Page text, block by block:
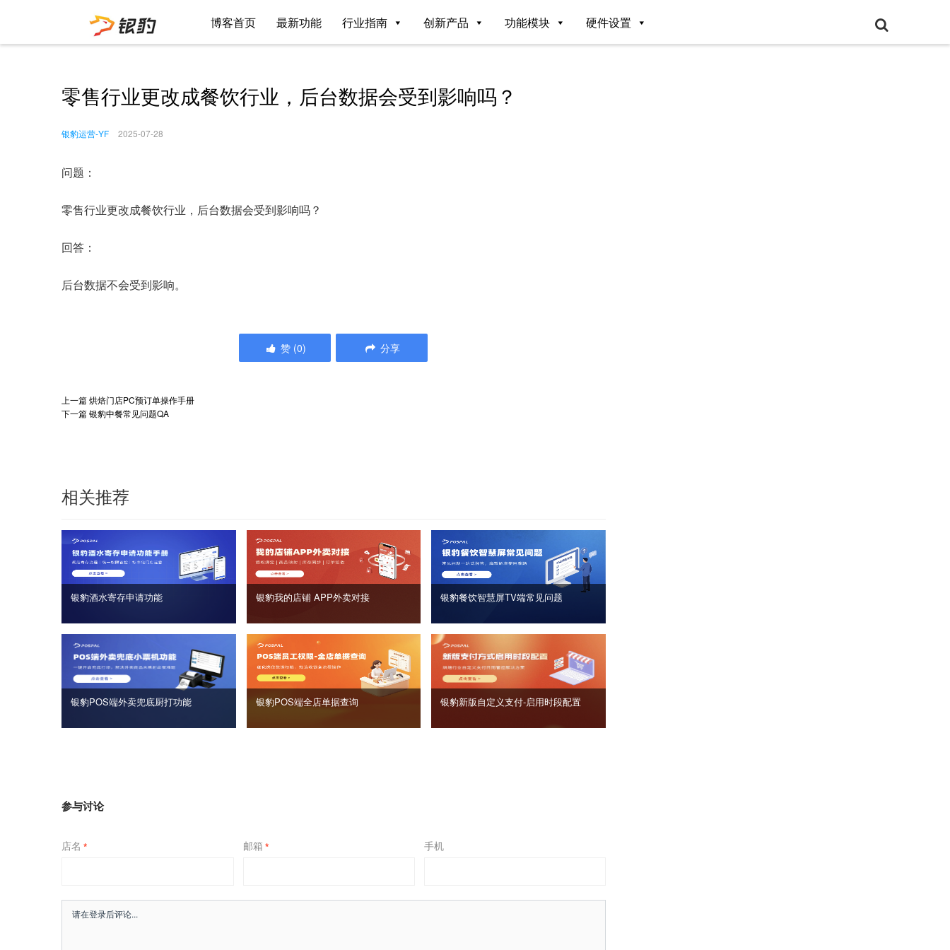
博客首页 最新功能 行业指南 创新产品 功能模块 硬件设置
零售行业更改成餐饮行业，后台数据会受到影响吗？
银豹运营-YF 2025-07-28
问题：
零售行业更改成餐饮行业，后台数据会受到影响吗？
回答：
后台数据不会受到影响。
赞 (0) 分享
上一篇烘焙门店PC预订单操作手册
下一篇银豹中餐常见问题QA
相关推荐
银豹酒水寄存申请功能 银豹我的店铺 APP外卖对接 银豹餐饮智慧屏TV端常见问题
银豹POS端外卖兜底厨打功能 银豹POS端全店单据查询 银豹新版自定义支付‑启用时段配置
参与讨论
店名 * 邮箱 * 手机